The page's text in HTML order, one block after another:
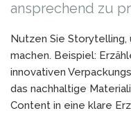
ansprechend zu
Nutzen Sie
machen. Beispiel:
innovativen
das nachhaltige
Content in eine klare